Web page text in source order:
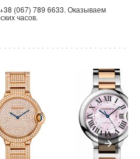
(067) 789 6633. Оказываем
часов.